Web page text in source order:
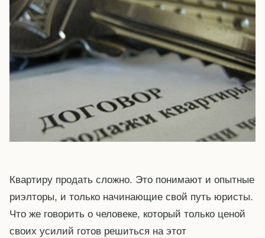
Квартиру продать сложно. Это понимают и опытные
риэлторы, и только начинающие свой путь юристы.
Что же говорить о человеке, который только ценой
своих усилий готов решиться на этот